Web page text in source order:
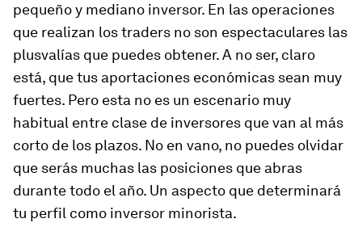
pequeño y mediano inversor. En las operaciones
que realizan los traders no son espectaculares las
plusvalías que puedes obtener. A no ser, claro
está, que tus aportaciones económicas sean muy
fuertes. Pero esta no es un escenario muy
habitual entre clase de inversores que van al más
corto de los plazos. No en vano, no puedes olvidar
que serás muchas las posiciones que abras
durante todo el año. Un aspecto que determinará
tu perfil como inversor minorista.